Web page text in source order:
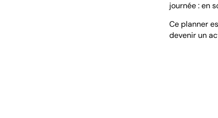
journée : en
Ce planner
devenir un